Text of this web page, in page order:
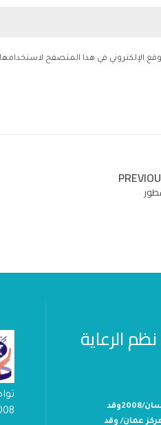
الإلكتروني في هذا المتصفح
الرعاية
تأسست بحول الله وقدرته في 29/نيسان/2008وقد
عمان/ وقد